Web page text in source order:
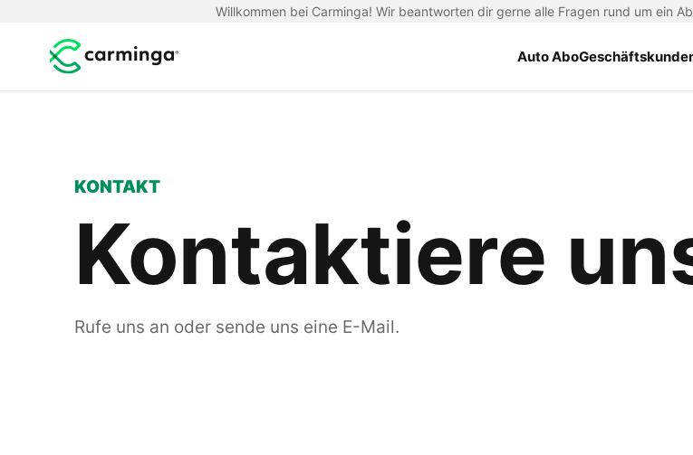
Willkommen bei Carminga! Wir beantworten dir gerne alle Fragen rund um ein
Auto Abo
KONTAKT
Kontaktiere
Rufe uns an oder sende uns eine E-Mail.